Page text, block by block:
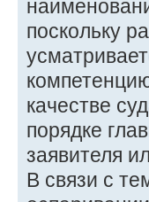
поскольку
качестве
порядке
заявителя
В связи с